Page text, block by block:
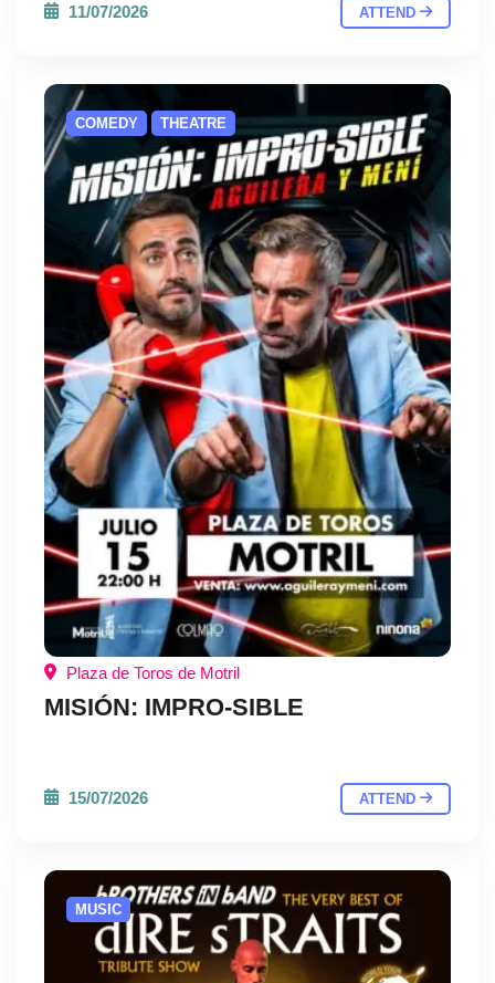
11/07/2026 ATTEND
COMEDY THEATRE
Plaza de Toros de Motril
MISIÓN: IMPRO-SIBLE
15/07/2026 ATTEND
MUSIC